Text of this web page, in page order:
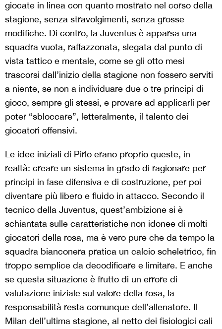
giocate in linea con quanto mostrato nel corso della
stagione, senza stravolgimenti, senza grosse
modifiche. Di contro, la Juventus è apparsa una
squadra vuota, raffazzonata, slegata dal punto di
vista tattico e mentale, come se gli otto mesi
trascorsi dall’inizio della stagione non fossero serviti
a niente, se non a individuare due o tre principi di
gioco, sempre gli stessi, e provare ad applicarli per
poter “sbloccare”, letteralmente, il talento dei
giocatori offensivi.
Le idee iniziali di Pirlo erano proprio queste, in
realtà: creare un sistema in grado di ragionare per
principi in fase difensiva e di costruzione, per poi
diventare più libero e fluido in attacco. Secondo il
tecnico della Juventus, quest’ambizione si è
schiantata sulle caratteristiche non idonee di molti
giocatori della rosa, ma è vero pure che da tempo la
squadra bianconera pratica un calcio scheletrico, fin
troppo semplice da decodificare e limitare. E anche
se questa situazione è frutto di un errore di
valutazione iniziale sul valore della rosa, la
responsabilità resta comunque dell’allenatore. Il
Milan dell’ultima stagione, al netto dei fisiologici cali